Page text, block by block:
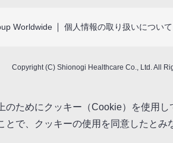
Worldwide 個人情報の取り扱いについて
Copyright (C) Shionogi Healthcare Co., Ltd. All
ためにクッキー（Cookie）を使用
で、クッキーの使用を同意したとみ